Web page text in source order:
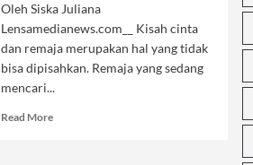
Oleh Siska Juliana
Lensamedianews.com__ Kisah cinta
dan remaja merupakan hal yang tidak
bisa dipisahkan. Remaja yang sedang
mencari...
Read MoreRead